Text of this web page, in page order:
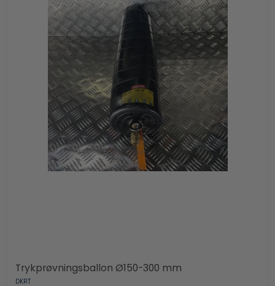
Trykprøvningsballon Ø150-300 mm
DKRT